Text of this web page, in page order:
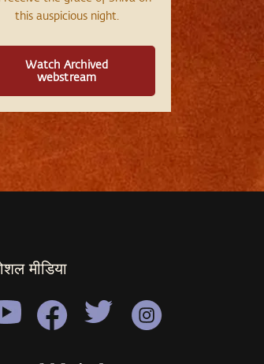
this auspicious night.
Watch Archived
webstream
मीडिया